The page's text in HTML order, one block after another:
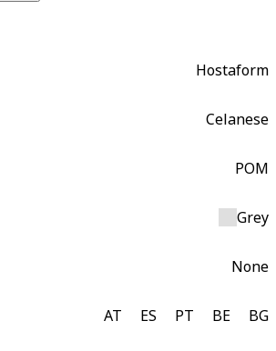
Hostaform
Celanese
POM
Grey
None
AT ES PT BE BG